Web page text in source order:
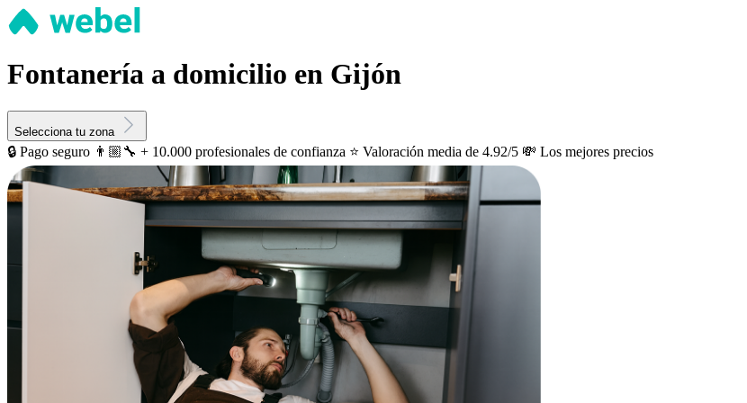
Fontanería a domicilio en Gijón
Selecciona tu zona
🔒 Pago seguro 👨🏼‍🔧 + 10.000 profesionales de confianza ⭐️ Valoración media de 4.92/5 💸 Los mejores precios